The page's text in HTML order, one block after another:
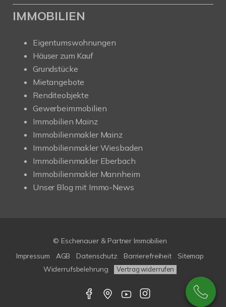
IMMOBILIEN
Eigentumswohnungen
Häuser zum Kauf
Grundstücke
Mietangebote
Renditeobjekte
Gewerbeimmobilien
Immobilien Mainz
Immobilienmakler Mainz
Immobilienmakler Wiesbaden
Immobilienmakler Eberbach
Immobilienmakler Mannheim
Unser Blog mit Immo-News
© Eschenauer & Partner Immobilien
Impressum
AGB Datenschutz Barrierefreiheit
Sitemap
Widerrufsbelehrung
Vertrag widerrufen